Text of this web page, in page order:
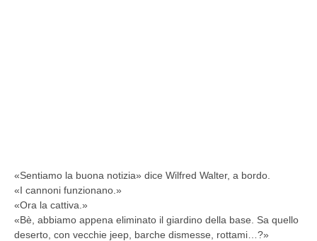
«Sentiamo la buona notizia» dice Wilfred Walter, a bordo.
«I cannoni funzionano.»
«Ora la cattiva.»
«Bè, abbiamo appena eliminato il giardino della base. Sa quello
deserto, con vecchie jeep, barche dismesse, rottami…?»